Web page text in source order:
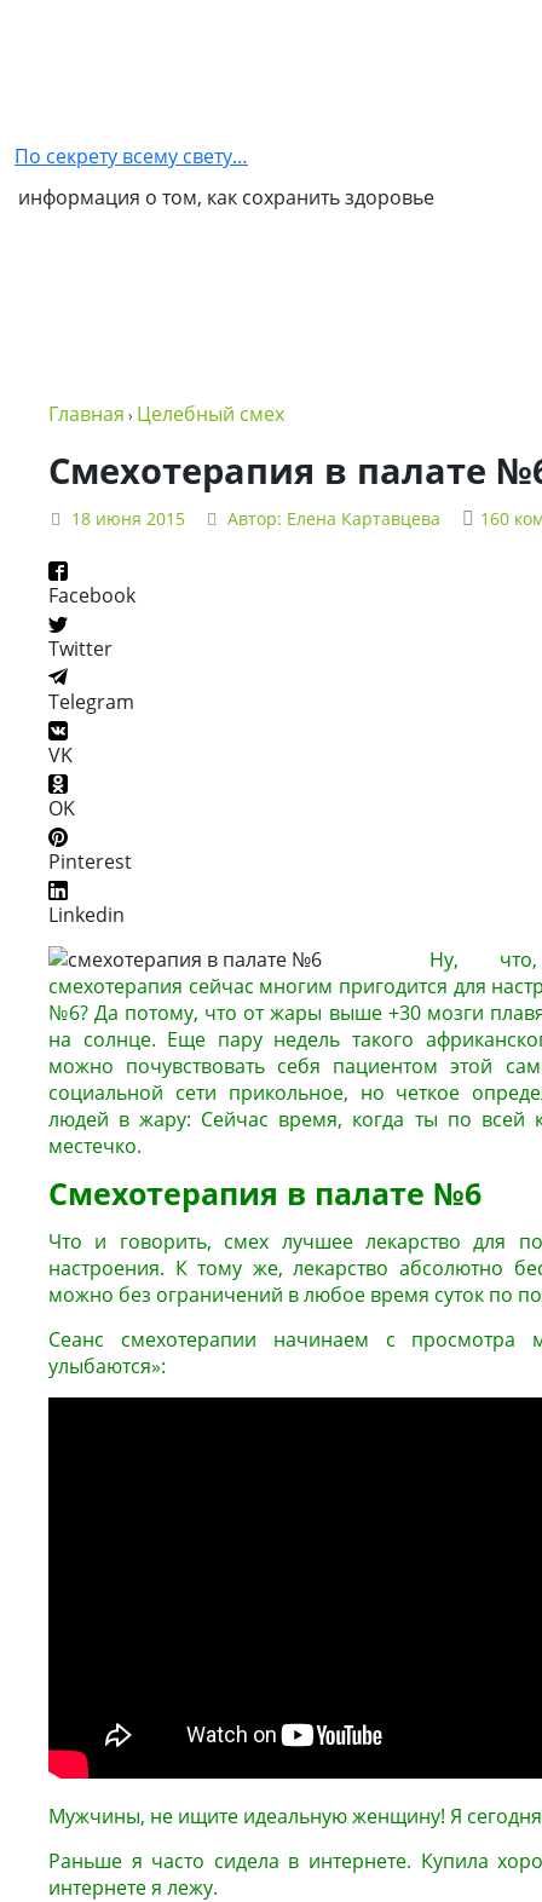
партнером
NSP
в
NSP
Политика
По секрету всему свету…
информация о том, как сохранить здоровье
Главная › Целебный смех
Смехотерапия в палате
18 июня 2015 Автор: Елена Картавцева 160
Facebook
Twitter
Telegram
VK
OK
Pinterest
Linkedin
Ну, что,
смехотерапия сейчас многим пригодится для
№6? Да потому, что от жары выше +30 мозги
на солнце. Еще пару недель такого
можно почувствовать себя пациентом этой
социальной сети прикольное, но четкое
людей в жару: Сейчас время, когда ты по всей
местечко.
Смехотерапия в палате №6
Что и говорить, смех лучшее лекарство для
настроения. К тому же, лекарство абсолютно
можно без ограничений в любое время суток по
Сеанс смехотерапии начинаем с просмотра
улыбаются»:
Мужчины, не ищите идеальную женщину! Я
Раньше я часто сидела в интернете. Купила
интернете я лежу.